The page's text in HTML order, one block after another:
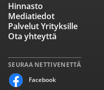
SEURAA NETTIVENETTÄ
Facebook
Hinnasto
Mediatiedot
Palvelut Yrityksille
Ota yhteyttä